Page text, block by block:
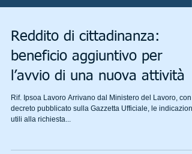
Reddito di cittadinanza:
beneficio aggiuntivo per
l’avvio di una nuova attività
Rif. Ipsoa Lavoro Arrivano dal Ministero del Lavoro, con